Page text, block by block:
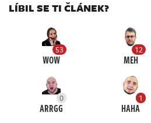
LÍBIL SE TI ČLÁNEK?
53
WOW
12
MEH
0
ARRGG
1
HAHA